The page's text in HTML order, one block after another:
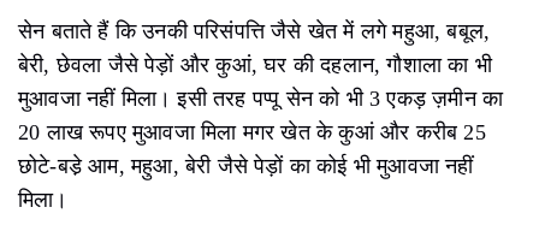
सेन बताते हैं कि उनकी परिसंपत्ति जैसे खेत में लगे महुआ, बबूल,
बेरी, छेवला जैसे पेड़ों और कुआं, घर की दहलान, गौशाला का भी
मुआवजा नहीं मिला। इसी तरह पप्पू सेन को भी 3 एकड़ ज़मीन का
20 लाख रूपए मुआवजा मिला मगर खेत के कुआं और करीब 25
छोटे-बडे़ आम, महुआ, बेरी जैसे पेड़ों का कोई भी मुआवजा नहीं
मिला।